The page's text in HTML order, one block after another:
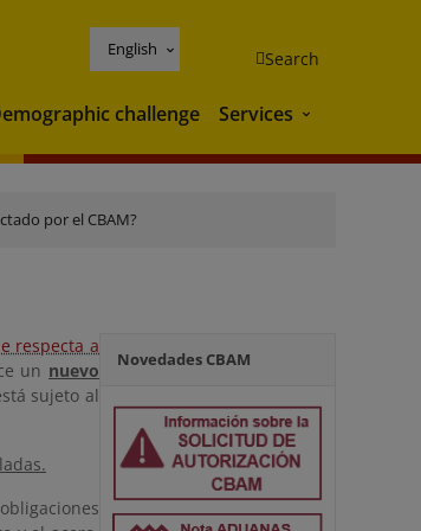
English Search
challenge Services Services
por el CBAM?
respecta a
un nuevo
sujeto al
Novedades CBAM